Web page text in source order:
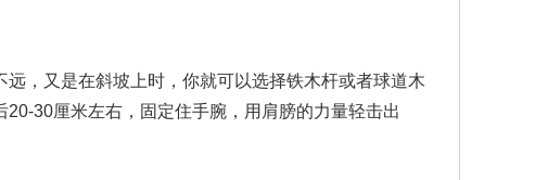
，又是在斜坡上时，你就可以选择铁木杆或者球道木
30厘米左右，固定住手腕，用肩膀的力量轻击出